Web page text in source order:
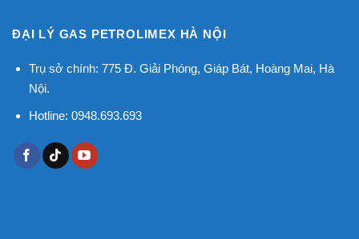
ĐẠI LÝ GAS PETROLIMEX HÀ NỘI
Trụ sở chính: 775 Đ. Giải Phóng, Giáp Bát, Hoàng Mai, Hà
Nội.
Hotline: 0948.693.693